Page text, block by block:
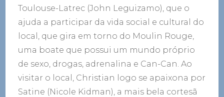
Toulouse-Latrec (John Leguizamo), que o
ajuda a participar da vida social e cultural do
local, que gira em torno do Moulin Rouge,
uma boate que possui um mundo próprio
de sexo, drogas, adrenalina e Can-Can. Ao
visitar o local, Christian logo se apaixona por
Satine (Nicole Kidman), a mais bela cortesã